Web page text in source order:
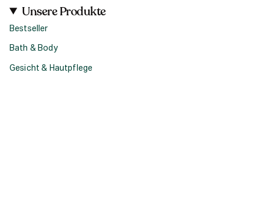
Unsere Produkte
Bestseller
Bath & Body
Gesicht & Hautpflege